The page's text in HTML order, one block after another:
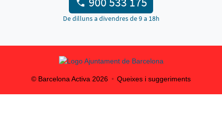
De dilluns a divendres de 9 a 18h
© Barcelona Activa 2026 Queixes i suggeriments